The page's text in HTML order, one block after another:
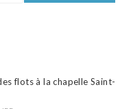
flots à la chapelle Saint-